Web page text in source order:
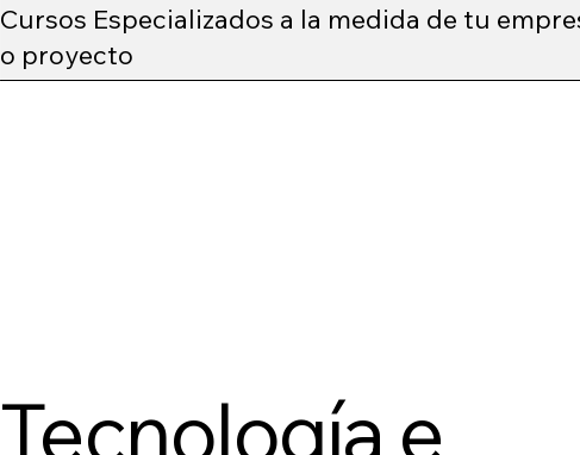
Cursos Especializados a la medida de tu
o proyecto
Tecnología e